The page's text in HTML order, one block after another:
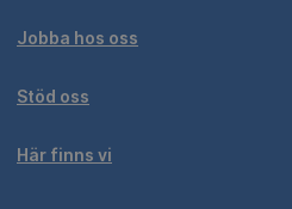
Jobba hos oss
Stöd oss
Här finns vi